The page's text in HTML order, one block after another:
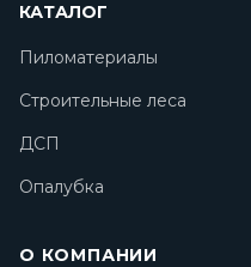
КАТАЛОГ
Пиломатериалы
Строительные леса
ДСП
Опалубка
О КОМПАНИИ